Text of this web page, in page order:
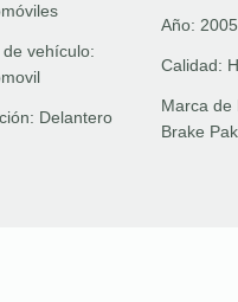
de vehículo:
Delantero
Año: 2005
Calidad:
Marca de
Brake Pak